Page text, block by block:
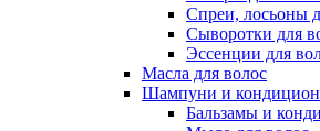
Спреи, лосьоны
Сыворотки для
Эссенции для
Масла для волос
Шампуни и
Бальзамы и